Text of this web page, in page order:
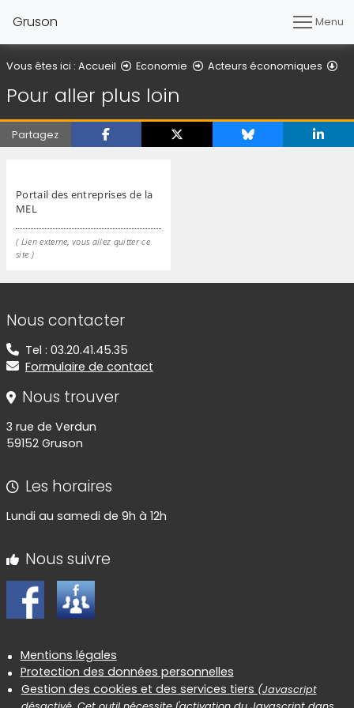
Gruson Menu
Vous êtes ici : Accueil Economie Acteurs économiques
Pour aller plus loin
Partagez
Portail des entreprises de la
MEL
( Lien externe, vous allez quitter ce
site )
Informations de contact
Nous contacter
Tel : 03.20.41.45.35
Formulaire de contact
Nous trouver
3 rue de Verdun
59152 Gruson
Les horaires
Lundi au samedi de 9h à 12h
Nous suivre
Informations réglementaires
Mentions légales
Protection des données personnelles
Gestion des cookies et des services tiers (Javascript